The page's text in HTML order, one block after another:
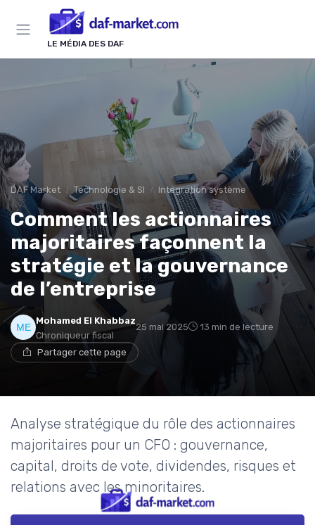
LE MÉDIA DES DAF
DAF Market Technologie & SI Intégration système
Comment les actionnaires
majoritaires façonnent la
stratégie et la gouvernance
de l’entreprise
Mohamed El Khabbaz
Chroniqueur fiscal
25 mai 2025 13 min de lecture
Partager cette page
Analyse stratégique du rôle des actionnaires
majoritaires pour un CFO : gouvernance,
capital, droits de vote, dividendes, risques et
relations avec les minoritaires.
Panneau de gestion des cookies